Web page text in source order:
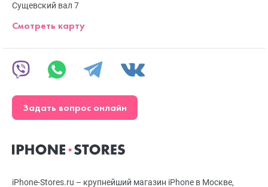
iPhone-Stores.ru – крупнейший магазин iPhone в Москве,
Сущевский вал 7
Смотреть карту
Задать вопрос онлайн